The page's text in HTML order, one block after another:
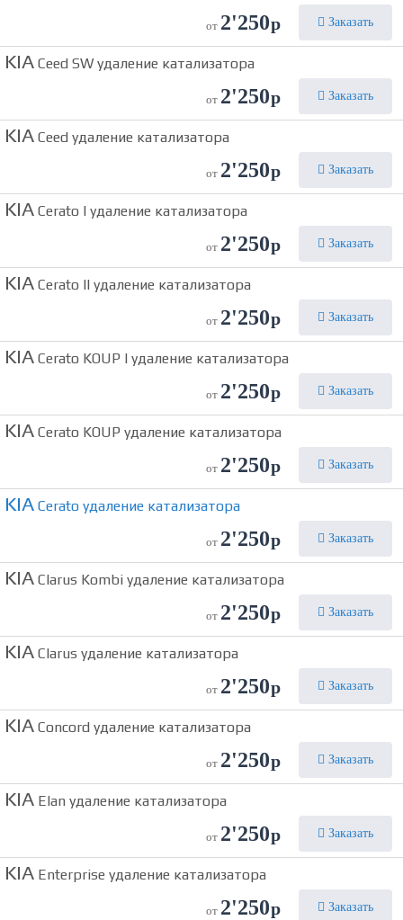
от 2'250р Заказать
KIA Ceed SW удаление катализатора
от 2'250р Заказать
KIA Ceed удаление катализатора
от 2'250р Заказать
KIA Cerato I удаление катализатора
от 2'250р Заказать
KIA Cerato II удаление катализатора
от 2'250р Заказать
KIA Cerato KOUP I удаление катализатора
от 2'250р Заказать
KIA Cerato KOUP удаление катализатора
от 2'250р Заказать
KIA Cerato удаление катализатора
от 2'250р Заказать
KIA Clarus Kombi удаление катализатора
от 2'250р Заказать
KIA Clarus удаление катализатора
от 2'250р Заказать
KIA Concord удаление катализатора
от 2'250р Заказать
KIA Elan удаление катализатора
от 2'250р Заказать
KIA Enterprise удаление катализатора
от 2'250р Заказать